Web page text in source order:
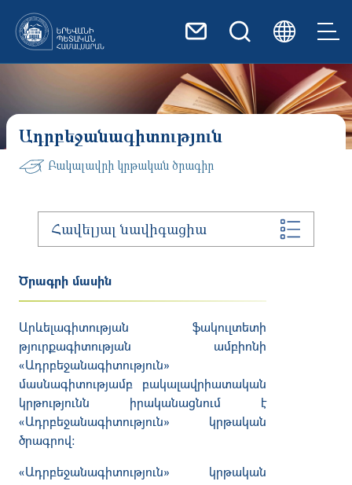
Ադրբեջանագիտություն
Բակալավրի կրթական ծրագիր
Հավելյալ նավիգացիա
Ծրագրի մասին
Արևելագիտության ֆակուլտետի
թյուրքագիտության ամբիոնի
«Ադրբեջանագիտություն»
մասնագիտությամբ բակալավրիատական
կրթությունն իրականացնում է
«Ադրբեջանագիտություն» կրթական
ծրագրով:
«Ադրբեջանագիտություն» կրթական